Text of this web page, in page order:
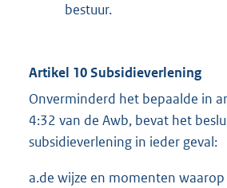
bestuur.
Artikel 10 Subsidieverlening
Onverminderd het bepaalde in
4:32 van de Awb, bevat het
subsidieverlening in ieder geval:
a.de wijze en momenten